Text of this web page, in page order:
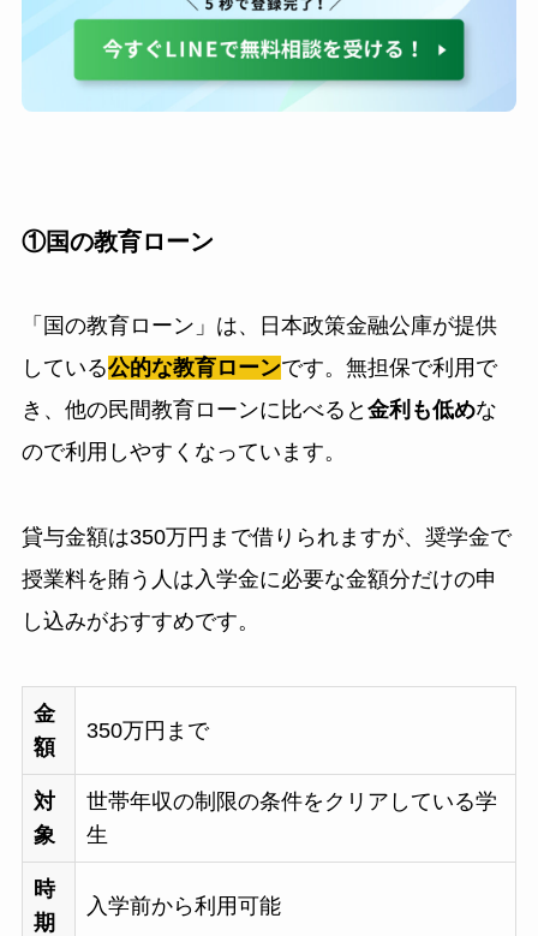
①国の教育ローン
「国の教育ローン」は、日本政策金融公庫が提供
している公的な教育ローンです。無担保で利用で
き、他の民間教育ローンに比べると 金利も低めな
ので利用しやすくなっています。
貸与金額は350万円まで借りられますが、奨学金で
授業料を賄う人は入学金に必要な金額分だけの申
し込みがおすすめです。
金
額
350万円まで
対
象
世帯年収の制限の条件をクリアしている学
生
時
期
入学前から利用可能